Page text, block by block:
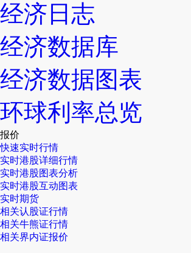
经济日志
经济数据库
经济数据图表
环球利率总览
报价
快速实时行情
实时港股详细行情
实时港股图表分析
实时港股互动图表
实时期货
相关认股证行情
相关牛熊证行情
相关界内证报价